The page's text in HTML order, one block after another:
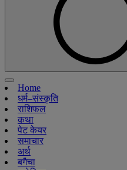
Home
धर्म–संस्कृति
राशिफल
कथा
पेट केयर
समाचार
अर्थ
बगैचा